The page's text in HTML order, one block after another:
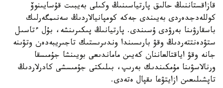
قازاقستاننىڭ حالىق پارتياسىنىڭ وكىلى بەيبىت قۇسايىنوۆ
كوللەدجدەردى بەيىندى جەكە كومپانيالاردىڭ سەنىمگەرلىك
باسقارۋىنا بەرۋدى ۇسىندى. پارتيانىڭ پىكىرىنشە، بۇل ءتاسىل
ستۋدەنتتەردىڭ وقۋ بارىسىندا وندىرىستىك تاجىريبەدەن وتۋىنە
جانە وقۋ اياقتالعاننان كەيىن ماماندىعى بويىنشا جۇمىسقا
ورنالاسۋىنا مۇمكىندىك بەرىپ، بىلىكتى جۇمىسشى كادرلاردىڭ
تاپشىلىعىن ازايتۋعا ىقپال ەتەدى.